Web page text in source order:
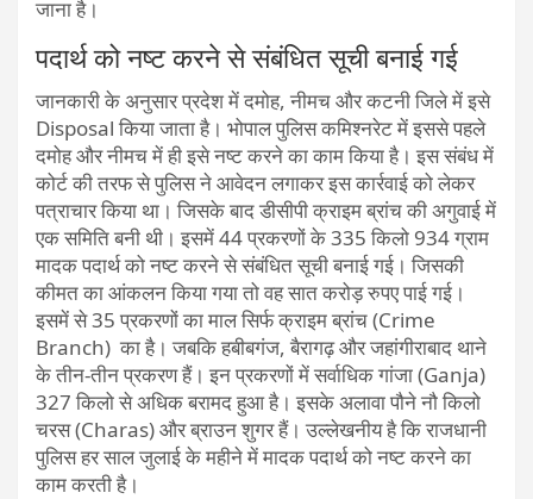
जाना है।
पदार्थ को नष्ट करने से संबंधित सूची बनाई गई
जानकारी के अनुसार प्रदेश में दमोह, नीमच और कटनी जिले में इसे
Disposal किया जाता है। भोपाल पुलिस कमिश्नरेट में इससे पहले
दमोह और नीमच में ही इसे नष्ट करने का काम किया है। इस संबंध में
कोर्ट की तरफ से पुलिस ने आवेदन लगाकर इस कार्रवाई को लेकर
पत्राचार किया था। जिसके बाद डीसीपी क्राइम ब्रांच की अगुवाई में
एक समिति बनी थी। इसमें 44 प्रकरणों के 335 किलो 934 ग्राम
मादक पदार्थ को नष्ट करने से संबंधित सूची बनाई गई। जिसकी
कीमत का आंकलन किया गया तो वह सात करोड़ रुपए पाई गई।
इसमें से 35 प्रकरणों का माल सिर्फ क्राइम ब्रांच (Crime
Branch) का है। जबकि हबीबगंज, बैरागढ़ और जहांगीराबाद थाने
के तीन-तीन प्रकरण हैं। इन प्रकरणों में सर्वाधिक गांजा (Ganja)
327 किलो से अधिक बरामद हुआ है। इसके अलावा पौने नौ किलो
चरस (Charas) और ब्राउन शुगर हैं। उल्लेखनीय है कि राजधानी
पुलिस हर साल जुलाई के महीने में मादक पदार्थ को नष्ट करने का
काम करती है।